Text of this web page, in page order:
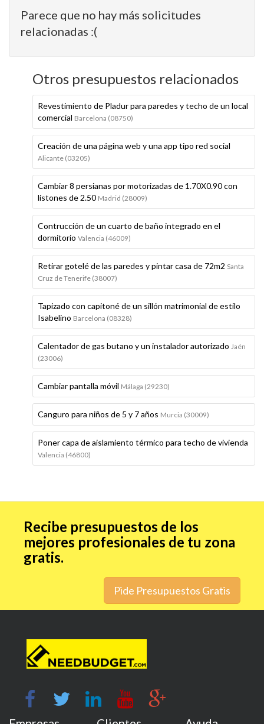
Parece que no hay más solicitudes
relacionadas :(
Otros presupuestos relacionados
Revestimiento de Pladur para paredes y techo de un local
comercial Barcelona (08750)
Creación de una página web y una app tipo red social
Alicante (03205)
Cambiar 8 persianas por motorizadas de 1.70X0.90 con
listones de 2.50 Madrid (28009)
Contrucción de un cuarto de baño integrado en el
dormitorio Valencia (46009)
Retirar gotelé de las paredes y pintar casa de 72m2 Santa
Cruz de Tenerife (38007)
Tapizado con capitoné de un sillón matrimonial de estilo
Isabelino Barcelona (08328)
Calentador de gas butano y un instalador autorizado Jaén
(23006)
Cambiar pantalla móvil Málaga (29230)
Canguro para niños de 5 y 7 años Murcia (30009)
Poner capa de aislamiento térmico para techo de vivienda
Valencia (46800)
Recibe presupuestos de los
mejores profesionales de tu zona
gratis.
Pide Presupuestos Gratis